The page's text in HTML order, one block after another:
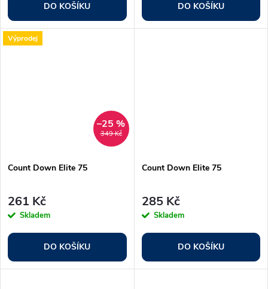
DO KOŠÍKU DO KOŠÍKU
Výprodej
349 Kč
–25 %
Count Down Elite 75
261 Kč
Skladem
DO KOŠÍKU
Count Down Elite 75
285 Kč
Skladem
DO KOŠÍKU